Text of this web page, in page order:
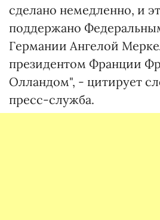
сделано немедленно, и
поддержано
Германии Ангелой
президентом Франции
Олландом", - цитирует
пресс-служба.